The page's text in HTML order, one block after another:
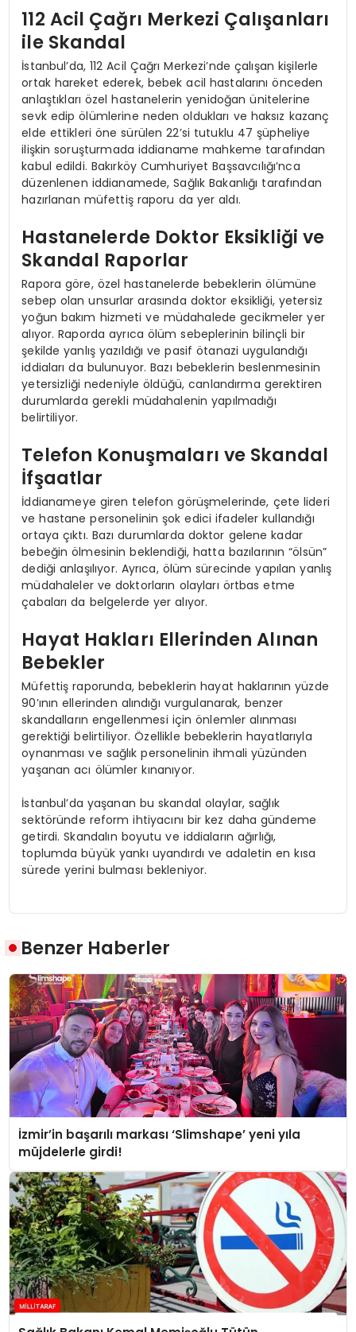
112 Acil Çağrı Merkezi Çalışanları
ile Skandal
İstanbul’da, 112 Acil Çağrı Merkezi’nde çalışan kişilerle
ortak hareket ederek, bebek acil hastalarını önceden
anlaştıkları özel hastanelerin yenidoğan ünitelerine
sevk edip ölümlerine neden oldukları ve haksız kazanç
elde ettikleri öne sürülen 22’si tutuklu 47 şüpheliye
ilişkin soruşturmada iddianame mahkeme tarafından
kabul edildi. Bakırköy Cumhuriyet Başsavcılığı’nca
düzenlenen iddianamede, Sağlık Bakanlığı tarafından
hazırlanan müfettiş raporu da yer aldı.
Hastanelerde Doktor Eksikliği ve
Skandal Raporlar
Rapora göre, özel hastanelerde bebeklerin ölümüne
sebep olan unsurlar arasında doktor eksikliği, yetersiz
yoğun bakım hizmeti ve müdahalede gecikmeler yer
alıyor. Raporda ayrıca ölüm sebeplerinin bilinçli bir
şekilde yanlış yazıldığı ve pasif ötanazi uygulandığı
iddiaları da bulunuyor. Bazı bebeklerin beslenmesinin
yetersizliği nedeniyle öldüğü, canlandırma gerektiren
durumlarda gerekli müdahalenin yapılmadığı
belirtiliyor.
Telefon Konuşmaları ve Skandal
İfşaatlar
İddianameye giren telefon görüşmelerinde, çete lideri
ve hastane personelinin şok edici ifadeler kullandığı
ortaya çıktı. Bazı durumlarda doktor gelene kadar
bebeğin ölmesinin beklendiği, hatta bazılarının “ölsün”
dediği anlaşılıyor. Ayrıca, ölüm sürecinde yapılan yanlış
müdahaleler ve doktorların olayları örtbas etme
çabaları da belgelerde yer alıyor.
Hayat Hakları Ellerinden Alınan
Bebekler
Müfettiş raporunda, bebeklerin hayat haklarının yüzde
90’ının ellerinden alındığı vurgulanarak, benzer
skandalların engellenmesi için önlemler alınması
gerektiği belirtiliyor. Özellikle bebeklerin hayatlarıyla
oynanması ve sağlık personelinin ihmali yüzünden
yaşanan acı ölümler kınanıyor.
İstanbul’da yaşanan bu skandal olaylar, sağlık
sektöründe reform ihtiyacını bir kez daha gündeme
getirdi. Skandalın boyutu ve iddiaların ağırlığı,
toplumda büyük yankı uyandırdı ve adaletin en kısa
sürede yerini bulması bekleniyor.
Benzer Haberler
İzmir’in başarılı markası ‘Slimshape’ yeni yıla
müjdelerle girdi!